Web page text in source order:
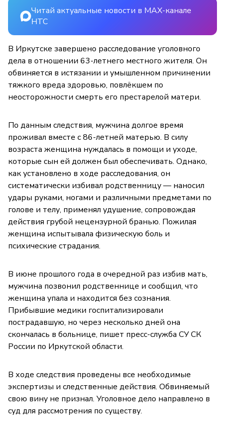
Читай актуальные новости в MAX-канале
НТС
В Иркутске завершено расследование уголовного
дела в отношении 63-летнего местного жителя. Он
обвиняется в истязании и умышленном причинении
тяжкого вреда здоровью, повлёкшем по
неосторожности смерть его престарелой матери.
По данным следствия, мужчина долгое время
проживал вместе с 86-летней матерью. В силу
возраста женщина нуждалась в помощи и уходе,
которые сын ей должен был обеспечивать. Однако,
как установлено в ходе расследования, он
систематически избивал родственницу — наносил
удары руками, ногами и различными предметами по
голове и телу, применял удушение, сопровождая
действия грубой нецензурной бранью. Пожилая
женщина испытывала физическую боль и
психические страдания.
В июне прошлого года в очередной раз избив мать,
мужчина позвонил родственнице и сообщил, что
женщина упала и находится без сознания.
Прибывшие медики госпитализировали
пострадавшую, но через несколько дней она
скончалась в больнице, пишет пресс-служба СУ СК
России по Иркутской области.
В ходе следствия проведены все необходимые
экспертизы и следственные действия. Обвиняемый
свою вину не признал. Уголовное дело направлено в
суд для рассмотрения по существу.